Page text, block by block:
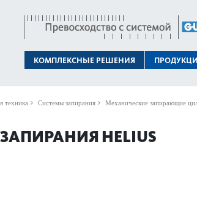
КОМПЛЕКСНЫЕ РЕШЕНИЯ
техника Системы запирания Механические запирающие
HELIUS